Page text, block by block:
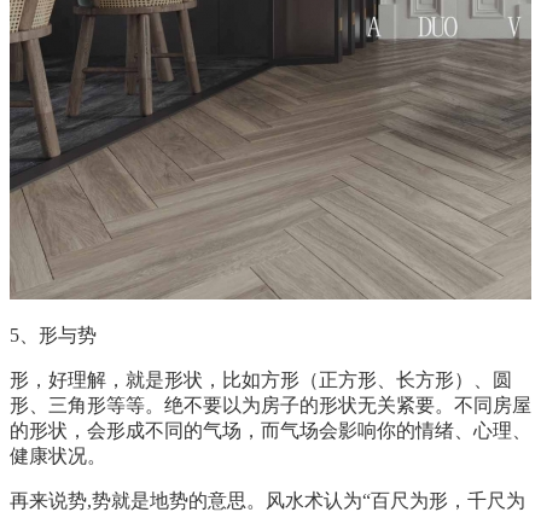
5、形与势
形，好理解，就是形状，比如方形（正方形、长方形）、圆
形、三角形等等。绝不要以为房子的形状无关紧要。不同房屋
的形状，会形成不同的气场，而气场会影响你的情绪、心理、
健康状况。
再来说势,势就是地势的意思。风水术认为“百尺为形，千尺为